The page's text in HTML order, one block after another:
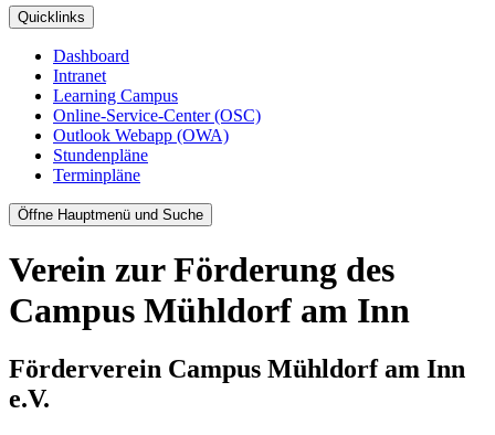
Quicklinks
Dashboard
Intranet
Learning Campus
Online-Service-Center (OSC)
Outlook Webapp (OWA)
Stundenpläne
Terminpläne
Öffne Hauptmenü und Suche
Verein zur Förderung des
Campus Mühldorf am Inn
Förderverein Campus Mühldorf am Inn
e.V.